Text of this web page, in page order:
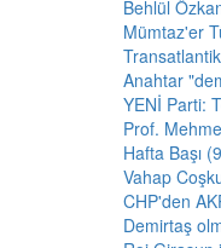
Behlül
Mümtaz'er
Anahtar
YENİ Parti:
Prof.
Hafta Başı
Vahap
CHP'den
Demirtaş